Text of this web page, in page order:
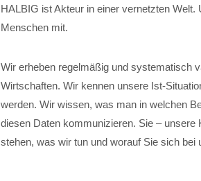
HALBIG ist Akteur in einer vernetzten
Menschen mit.
Wir erheben regelmäßig und systematisch
Wirtschaften. Wir kennen unsere Ist-
werden. Wir wissen, was man in welchen
diesen Daten kommunizieren. Sie –
stehen, was wir tun und worauf Sie sich bei